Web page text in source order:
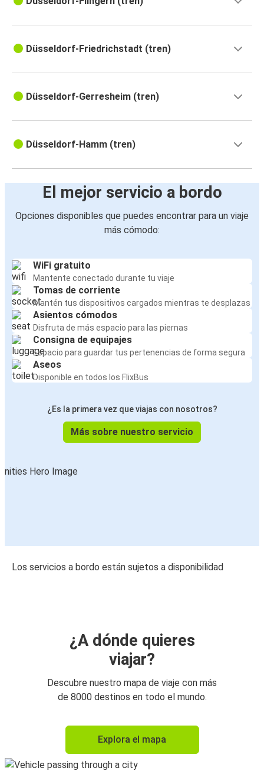
Düsseldorf-Friedrichstadt (tren)
Düsseldorf-Gerresheim (tren)
Düsseldorf-Hamm (tren)
El mejor servicio a bordo
Opciones disponibles que puedes encontrar para un viaje
más cómodo:
WiFi gratuito
Mantente conectado durante tu viaje
Tomas de corriente
Mantén tus dispositivos cargados mientras te desplazas
Asientos cómodos
Disfruta de más espacio para las piernas
Consigna de equipajes
Espacio para guardar tus pertenencias de forma segura
Aseos
Disponible en todos los FlixBus
¿Es la primera vez que viajas con nosotros?
Más sobre nuestro servicio
Los servicios a bordo están sujetos a disponibilidad
¿A dónde quieres
viajar?
Descubre nuestro mapa de viaje con más
de 8000 destinos en todo el mundo.
Explora el mapa